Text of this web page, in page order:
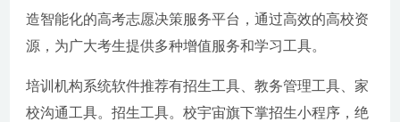
造智能化的高考志愿决策服务平台，通过高效的高校资
源，为广大考生提供多种增值服务和学习工具。
培训机构系统软件推荐有招生工具、教务管理工具、家
校沟通工具。招生工具。校宇宙旗下掌招生小程序，绝